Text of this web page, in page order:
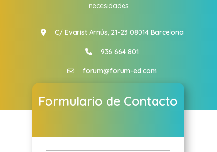
Formulario de Contacto
necesidades
C/ Evarist Arnús, 21-23 08014 Barcelona
936 664 801
forum@forum-ed.com